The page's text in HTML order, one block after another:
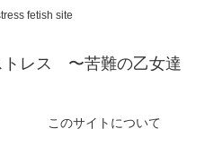
fetish site
トレス 〜苦難の乙女達
このサイトについて